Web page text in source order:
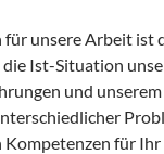
unsere Arbeit ist
Ist-Situation
und
Kompetenzen für